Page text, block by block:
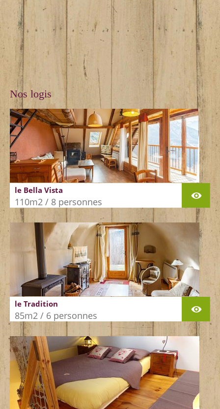
Nos logis
le Bella Vista
110m2 / 8 personnes
le Tradition
85m2 / 6 personnes